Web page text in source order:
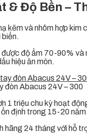
& Độ Bền –
kẽm và nhôm hợp
biển.
được độ ẩm 70-90% và
hiệu ăn mòn.
đòn Abacus 24V – 300
1 triệu chu kỳ hoạt
định trong 15-20 năm.
hãng 24 tháng với hỗ